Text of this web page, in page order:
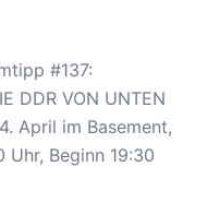
#137:
DDR VON UNTEN
April im Basement,
Uhr, Beginn 19:30